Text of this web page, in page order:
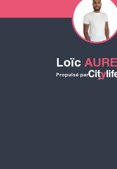
Loïc AURE
Propulsé par